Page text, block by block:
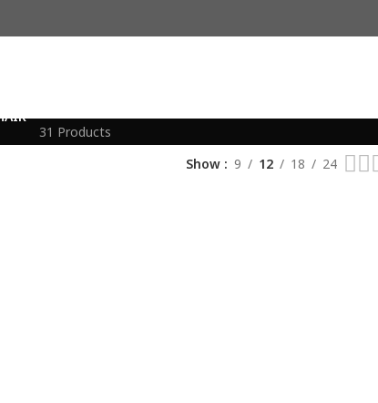
31 Products
Show 9 12 18 24